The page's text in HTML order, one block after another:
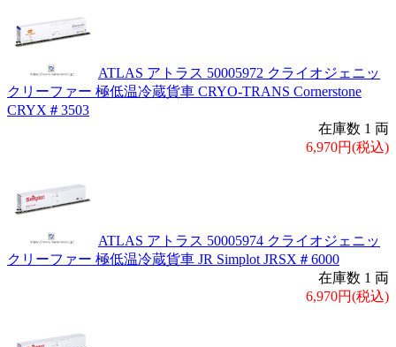
ATLAS アトラス 50005972 クライオジェニッ
クリーファー 極低温冷蔵貨車 CRYO-TRANS Cornerstone
CRYX＃3503
在庫数 1 両
6,970円(税込)
ATLAS アトラス 50005974 クライオジェニッ
クリーファー 極低温冷蔵貨車 JR Simplot JRSX＃6000
在庫数 1 両
6,970円(税込)